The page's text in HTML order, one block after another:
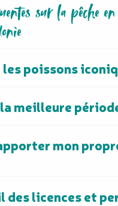
sur la pêche en
poissons
meilleure
mon
des licences et